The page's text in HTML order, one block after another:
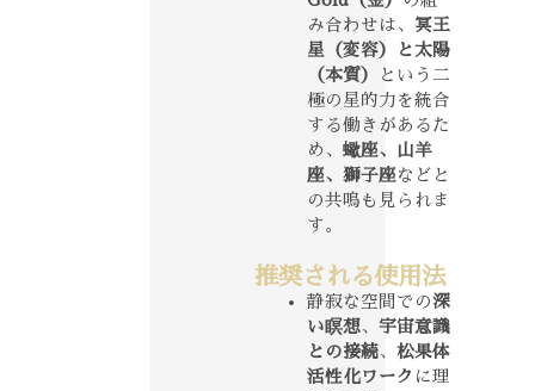
み合わせは、 冥王
星（変容）と太陽
（本質）
という二
極の星的力を統合
する働きがあるた
め、 蠍座、山羊
座、獅子座などと
の共鳴も見られま
す。
推奨される使用法
静寂な空間での深
い瞑想、 宇宙意識
との接続、 松果体
活性化ワーク に理